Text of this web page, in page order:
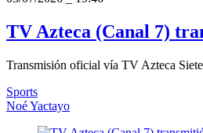
TV Azteca (Canal 7)
Transmisión oficial vía TV Azteca
Sports
Noé Yactayo